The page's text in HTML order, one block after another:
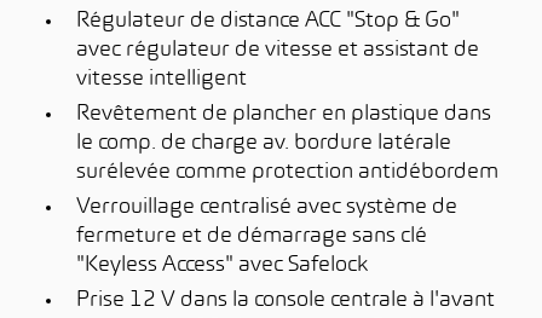
Régulateur de distance ACC "Stop & Go"
avec régulateur de vitesse et assistant de
vitesse intelligent
Revêtement de plancher en plastique dans
le comp. de charge av. bordure latérale
surélevée comme protection antidébordem
Verrouillage centralisé avec système de
fermeture et de démarrage sans clé
"Keyless Access" avec Safelock
Prise 12 V dans la console centrale à l'avant